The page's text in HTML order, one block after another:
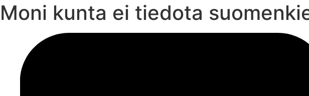
Moni kunta ei tiedota